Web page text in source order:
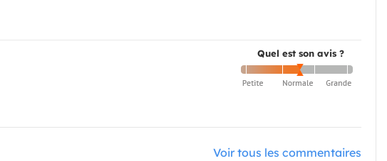
Quel est son avis ?
Voir tous les commentaires